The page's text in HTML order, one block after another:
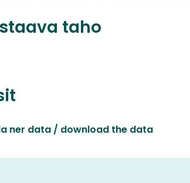
taho
ner data / download the data